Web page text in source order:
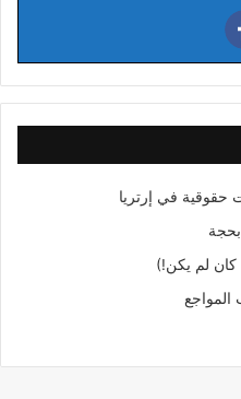
حقوقية في إرتريا
كان لم يكن!)